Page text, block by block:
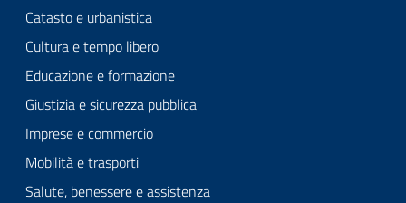
Catasto e urbanistica
Cultura e tempo libero
Educazione e formazione
Giustizia e sicurezza pubblica
Imprese e commercio
Mobilità e trasporti
Salute, benessere e assistenza